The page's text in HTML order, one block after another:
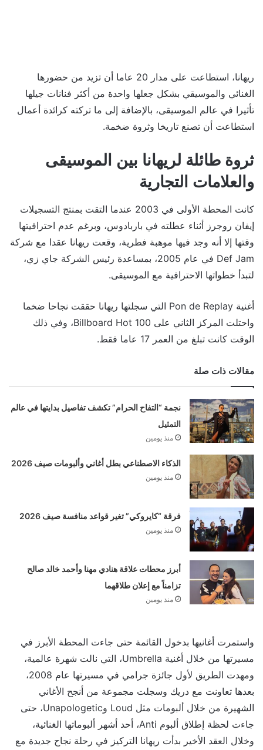
ريهانا، استطاعت على مدار 20 عاما أن تزيد من حضورها
الغنائي والموسيقي بشكل جعلها واحدة من أكثر فنانات جيلها
تأثيرا في عالم الموسيقى، بالإضافة إلى ما تركته كرائدة أعمال
استطاعت أن تصنع تاريخا وثروة ضخمة.
ثروة طائلة لريهانا بين الموسيقى
والعلامات التجارية
كانت المحطة الأولى في 2003 عندما التقت بمنتج التسجيلات
إيفان روجرز أثناء عطلته في باربادوس، وبرغم عدم احترافيتها
وقتها إلا أنه وجد فيها موهبة فطرية، وقعت ريهانا عقدا مع شركة
Def Jam في عام 2005، بمساعدة رئيس الشركة جاي زي،
لتبدأ خطواتها الاحترافية مع الموسيقى.
أغنية Pon de Replay التي سجلتها ريهانا حققت نجاحا ضخما
واحتلت المركز الثاني على Billboard Hot 100، وفي ذلك
الوقت كانت تبلغ من العمر 17 عاما فقط.
مقالات ذات صلة
نجمة “التفاح الحرام” تكشف تفاصيل بدايتها في عالم
التمثيل
منذ يومين
الذكاء الاصطناعي بطل أغاني وألبومات صيف 2026
منذ يومين
فرقة “كايروكي” تغير قواعد منافسة صيف 2026
منذ يومين
أبرز محطات علاقة هنادي مهنا وأحمد خالد صالح
تزامناً مع إعلان طلاقهما
منذ يومين
واستمرت أغانيها بدخول القائمة حتى جاءت المحطة الأبرز في
مسيرتها من خلال أغنية Umbrella، التي نالت شهرة عالمية،
ومهدت الطريق لأول جائزة جرامي في مسيرتها عام 2008،
بعدها تعاونت مع دريك وسجلت مجموعة من أنجح الأغاني
الشهيرة من خلال ألبومات مثل Loud وUnapologetic، حتى
جاءت لحظة إطلاق ألبوم Anti، أحد أشهر ألبوماتها الغنائية،
وخلال العقد الأخير بدأت ريهانا التركيز في رحلة نجاح جديدة مع